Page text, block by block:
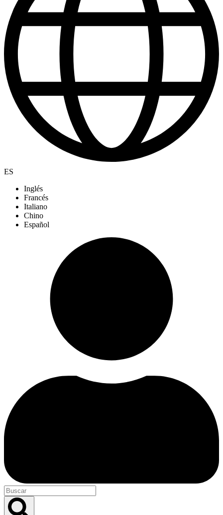
ES
Inglés
Francés
Italiano
Chino
Español